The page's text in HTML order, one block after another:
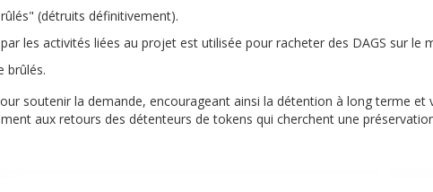
(détruits définitivement).
les activités liées au projet est utilisée pour racheter des DAGS sur le
brûlés.
soutenir la demande, encourageant ainsi la détention à long terme et
aux retours des détenteurs de tokens qui cherchent une